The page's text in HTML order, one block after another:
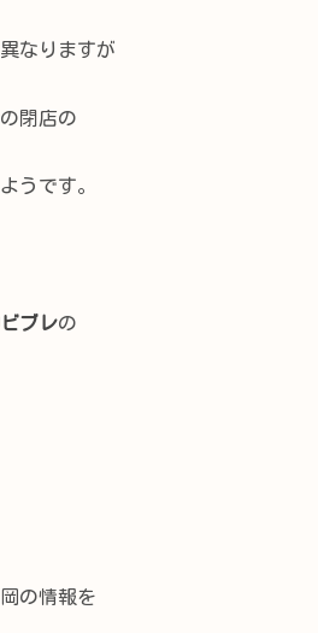
なりますが
の閉店の
うです。
ブレの
の情報を